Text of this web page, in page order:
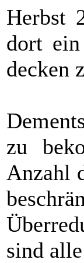
Herbst
dort
decken
zu
Anzahl
sind